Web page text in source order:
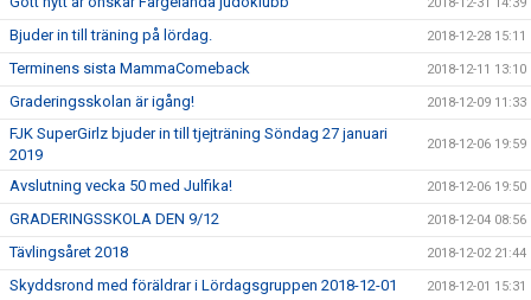
2018-12-31 14:39
Bjuder in till träning på lördag. 2018-12-28 15:11
Terminens sista MammaComeback 2018-12-11 13:10
Graderingsskolan är igång! 2018-12-09 11:33
FJK SuperGirlz bjuder in till tjejträning Söndag 27 januari
2019
2018-12-06 19:59
Avslutning vecka 50 med Julfika! 2018-12-06 19:50
GRADERINGSSKOLA DEN 9/12 2018-12-04 08:56
Tävlingsåret 2018 2018-12-02 21:44
Skyddsrond med föräldrar i Lördagsgruppen 2018-12-01 2018-12-01 15:31